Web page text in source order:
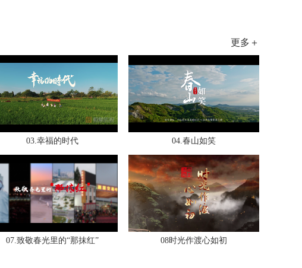
更多＋
03.幸福的时代 04.春山如笑
07.致敬春光里的“那抹红” 08时光作渡心如初